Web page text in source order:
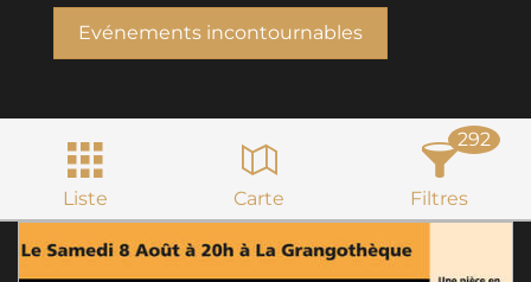
Evénements incontournables
Liste Carte Filtres
292